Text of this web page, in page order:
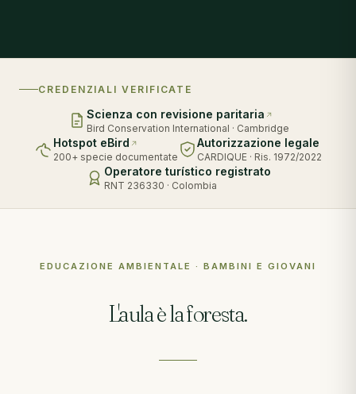
CREDENZIALI VERIFICATE
Scienza con revisione paritaria
Bird Conservation International · Cambridge
Hotspot eBird
200+ specie documentate
Autorizzazione legale
CARDIQUE · Ris. 1972/2022
Operatore turístico registrato
RNT 236330 · Colombia
EDUCAZIONE AMBIENTALE · BAMBINI E GIOVANI
L'aula è la foresta.